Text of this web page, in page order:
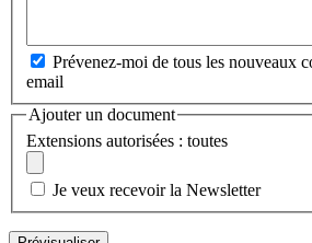
Prévenez-moi de tous les nouveaux
email
Ajouter un document
Extensions autorisées : toutes
Je veux recevoir la Newsletter